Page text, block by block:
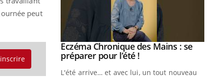
peut
Youtube
Eczéma Chronique des Mains : se
préparer pour l’été !Youtube
L'été arrive… et avec lui, un tout nouveau